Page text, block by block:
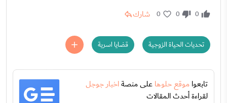
0
0
0 شارك
تحديات الحياة الزوجية قضايا اسرية
تابعواموقع حلوهاعلى منصةاخبار جوجل
لقراءة أحدث المقالات